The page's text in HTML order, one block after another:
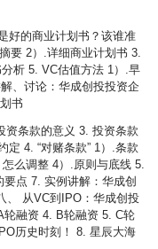
好的商业计划书？该谁准
要 2）.详细商业计划书 3.
析 5. VC估值方法 1）.早
、讨论：华成创投投资企
书
资条款的意义 3. 投资条款
定 4. “对赌条款” 1）.条款
么调整 4）.原则与底线 5.
要点 7. 实例讲解：华成创
、 从VC到IPO：华成创投
融资 4. B轮融资 5. C轮
历史时刻！ 8. 星辰大海